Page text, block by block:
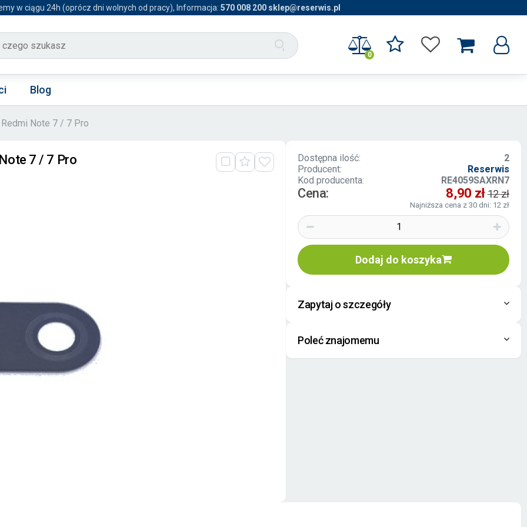
w ciągu 24h (oprócz dni wolnych od pracy), Informacja: 570 008 200 sklep@reserwis.pl
0
Blog
Redmi Note 7 / 7 Pro
7 / 7 Pro Dostępna ilość:
2
Producent:
Reserwis
Kod producenta:
RE4059SAXRN7
Cena: 8,90 zł12 zł
Najniższa cena z 30 dni: 12 zł
Dodaj do koszyka
Zapytaj o szczegóły
Poleć znajomemu